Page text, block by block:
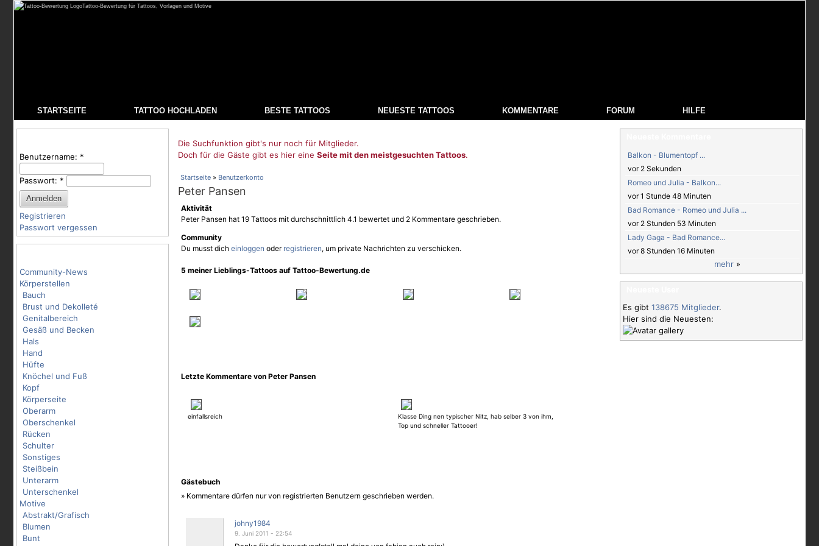
Tattoo-Bewertung für Tattoos, Vorlagen und Motive
STARTSEITE TATTOO HOCHLADEN BESTE TATTOOS NEUESTE TATTOOS KOMMENTARE FORUM HILFE
Benutzername: *
Passwort: *
Registrieren
Passwort vergessen
Community-News
Körperstellen
Bauch
Brust und Dekolleté
Genitalbereich
Gesäß und Becken
Hals
Hand
Hüfte
Knöchel und Fuß
Kopf
Körperseite
Oberarm
Oberschenkel
Rücken
Schulter
Sonstiges
Steißbein
Unterarm
Unterschenkel
Motive
Abstrakt/Grafisch
Blumen
Bunt
Die Suchfunktion gibt's nur noch für Mitglieder.
Doch für die Gäste gibt es hier eine Seite mit den meistgesuchten Tattoos.
Startseite » Benutzerkonto
Peter Pansen
Aktivität
Peter Pansen hat 19 Tattoos mit durchschnittlich 4.1 bewertet und 2 Kommentare geschrieben.
Community
Du musst dich einloggen oder registrieren, um private Nachrichten zu verschicken.
5 meiner Lieblings-Tattoos auf Tattoo-Bewertung.de
Letzte Kommentare von Peter Pansen
einfallsreich
Klasse Ding nen typischer Nitz, hab selber 3 von ihm,
Top und schneller Tattooer!
Gästebuch
» Kommentare dürfen nur von registrierten Benutzern geschrieben werden.
johny1984
9. Juni 2011 - 22:54
Balkon - Blumentopf ...
vor 2 Sekunden
Romeo und Julia - Balkon...
vor 1 Stunde 48 Minuten
Bad Romance - Romeo und Julia ...
vor 2 Stunden 53 Minuten
Lady Gaga - Bad Romance...
vor 8 Stunden 16 Minuten
mehr »
Es gibt 138675 Mitglieder.
Hier sind die Neuesten: